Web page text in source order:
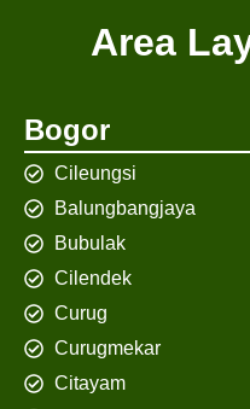
Area
Bogor
Cileungsi
Balungbangjaya
Bubulak
Cilendek
Curug
Curugmekar
Citayam